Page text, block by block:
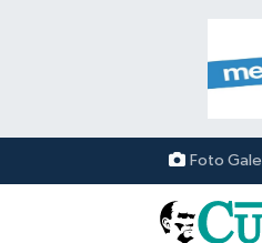
Foto
Mersin Nöbetçi
Mersin Hava Durumu
Mersin Namaz Vakitleri